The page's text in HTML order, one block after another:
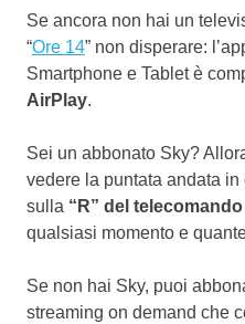
Se ancora non hai un
“Ore 14” non disperare:
Smartphone e Tablet è
AirPlay.
Sei un abbonato Sky?
vedere la puntata andata
sulla “R” del telecomando
qualsiasi momento e
Se non hai Sky, puoi
streaming on demand che